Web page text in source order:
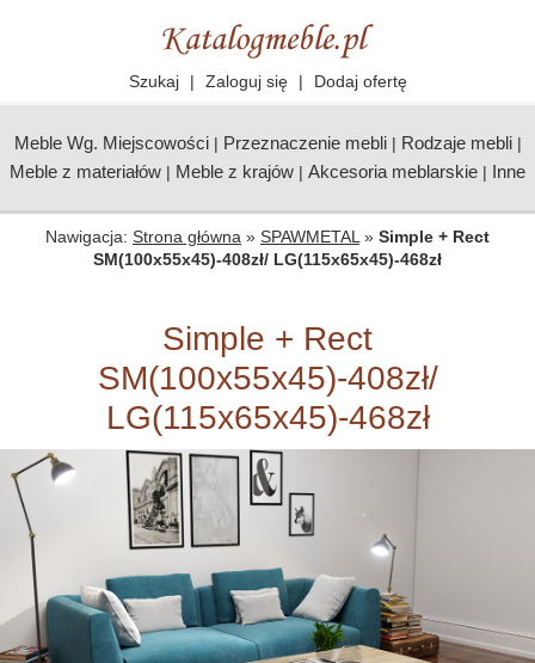
Szukaj | Zaloguj się | Dodaj ofertę
Meble Wg. Miejscowości| Przeznaczenie mebli| Rodzaje mebli|
Meble z materiałów | Meble z krajów | Akcesoria meblarskie | Inne
Nawigacja: Strona główna » SPAWMETAL » Simple + Rect
SM(100x55x45)-408zł/ LG(115x65x45)-468zł
Simple + Rect
SM(100x55x45)-408zł/
LG(115x65x45)-468zł